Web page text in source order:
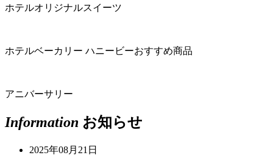
ホテルオリジナルスイーツ
ホテルベーカリー ハニービーおすすめ商品
アニバーサリー
Information お知らせ
2025年08月21日